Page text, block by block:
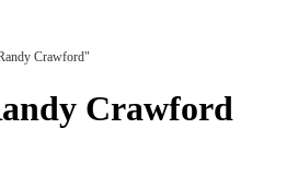
Crawford"
Crawford